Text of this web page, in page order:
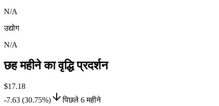
N/A
उद्योग
N/A
छह महीने का वृद्धि प्रदर्शन
$17.18
-7.63 (30.75%)
पिछले 6 महीने